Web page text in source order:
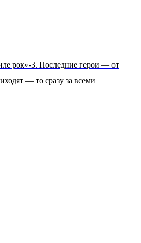
рок»-3. Последние герои — от
— то сразу за всеми